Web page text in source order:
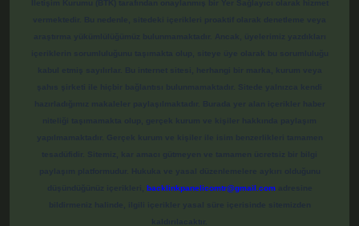
backlinkpanelicomtr@gmail.comadresine